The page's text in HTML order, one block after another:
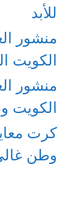
للأبد
منشور
الكويت
منشور
الكويت
كرت
وطن